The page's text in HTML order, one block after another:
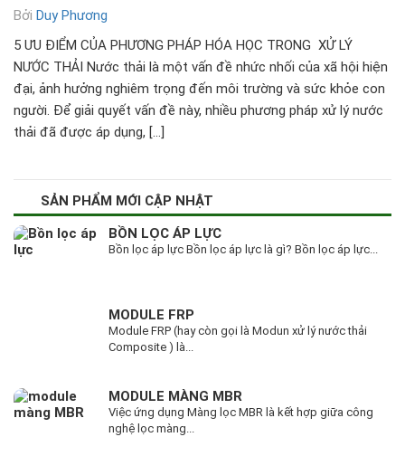
Bởi Duy Phương
5 ƯU ĐIỂM CỦA PHƯƠNG PHÁP HÓA HỌC TRONG XỬ LÝ
NƯỚC THẢI Nước thải là một vấn đề nhức nhối của xã hội hiện
đại, ảnh hưởng nghiêm trọng đến môi trường và sức khỏe con
người. Để giải quyết vấn đề này, nhiều phương pháp xử lý nước
thải đã được áp dụng, […]
SẢN PHẨM MỚI CẬP NHẬT
BỒN LỌC ÁP LỰC
Bồn lọc áp lực Bồn lọc áp lực là gì? Bồn lọc áp lực...
MODULE FRP
Module FRP (hay còn gọi là Modun xử lý nước thải
Composite ) là...
MODULE MÀNG MBR
Việc ứng dụng Màng lọc MBR là kết hợp giữa công
nghệ lọc màng...